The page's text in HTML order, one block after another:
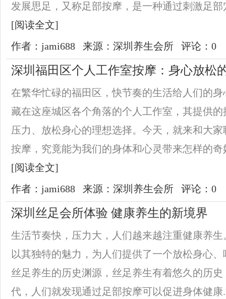
发展思足，又称足部按摩，是一种通过刺激足
[阅读全文]
作者：jami688
来源：深圳养生会所 评论：0
深圳福田区个人工作室按摩：身心放松
在繁华忙碌的福田区，快节奏的生活给人们的
藏在这座城区各个角落的个人工作室，其提供
压力、放松身心的理想选择。今天，就来和大
按摩，究竟能为我们的身体和心灵带来怎样的
[阅读全文]
作者：jami688
来源：深圳养生会所 评论：0
深圳丝足会所体验 健康养生的新境界
生活节奏快，压力大，人们越来越注重健康养
以其独特的魅力，为人们提供了一个放松身心
丝足养生的历史渊源，丝足养生有着悠久的历
代，人们就发现通过足部按摩可以促进身体健康